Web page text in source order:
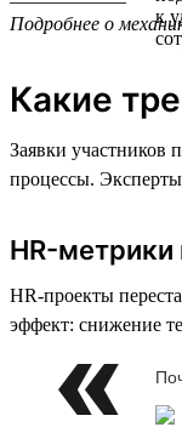
Подробнее о
Какие
Заявки участников
процессы.
HR-метрики
HR-проекты
эффект: снижение